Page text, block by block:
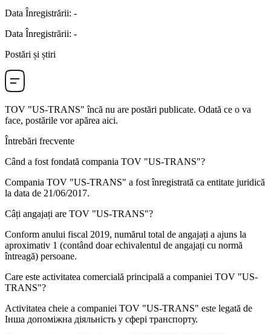
Data Înregistrării: -
Data Înregistrării: -
Postări și știri
TOV "US-TRANS" încă nu are postări publicate. Odată ce o va
face, postările vor apărea aici.
Întrebări frecvente
Când a fost fondată compania TOV "US-TRANS"?
Compania TOV "US-TRANS" a fost înregistrată ca entitate juridică
la data de 21/06/2017.
Câți angajați are TOV "US-TRANS"?
Conform anului fiscal 2019, numărul total de angajați a ajuns la
aproximativ 1 (contând doar echivalentul de angajați cu normă
întreagă) persoane.
Care este activitatea comercială principală a companiei TOV "US-
TRANS"?
Activitatea cheie a companiei TOV "US-TRANS" este legată de
Інша допоміжна діяльність у сфері транспорту.